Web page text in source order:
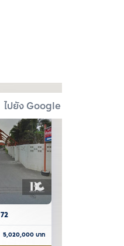
ไปยัง Google Map
5,020,000 บาท